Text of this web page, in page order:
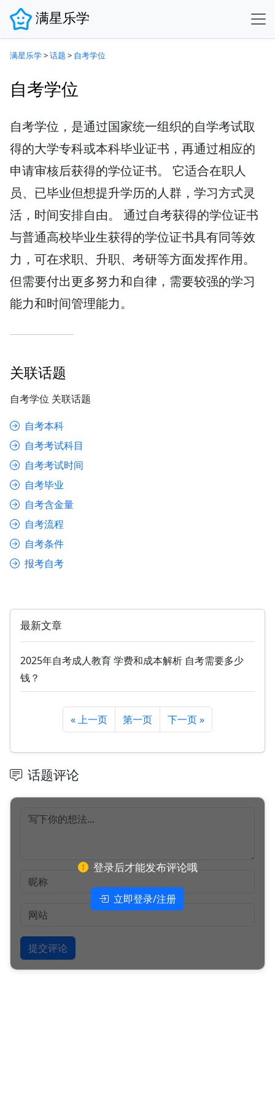
满星乐学
满星乐学>话题 > 自考学位
自考学位
自考学位，是通过国家统一组织的自学考试取
得的大学专科或本科毕业证书，再通过相应的
申请审核后获得的学位证书。 它适合在职人
员、已毕业但想提升学历的人群，学习方式灵
活，时间安排自由。 通过自考获得的学位证书
与普通高校毕业生获得的学位证书具有同等效
力，可在求职、升职、考研等方面发挥作用。
但需要付出更多努力和自律，需要较强的学习
能力和时间管理能力。
关联话题
自考学位 关联话题
自考本科
自考考试科目
自考考试时间
自考毕业
自考含金量
自考流程
自考条件
报考自考
最新文章
2025年自考成人教育 学费和成本解析 自考需要多少
钱？
« 上一页 第一页 下一页 »
话题评论
登录后才能发布评论哦
立即登录/注册
提交评论